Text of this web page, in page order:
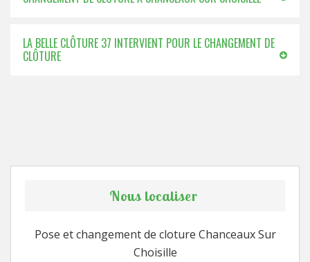
LA BELLE CLÔTURE 37 INTERVIENT POUR LE CHANGEMENT DE
CLÔTURE
Nous localiser
Pose et changement de cloture Chanceaux Sur
Choisille